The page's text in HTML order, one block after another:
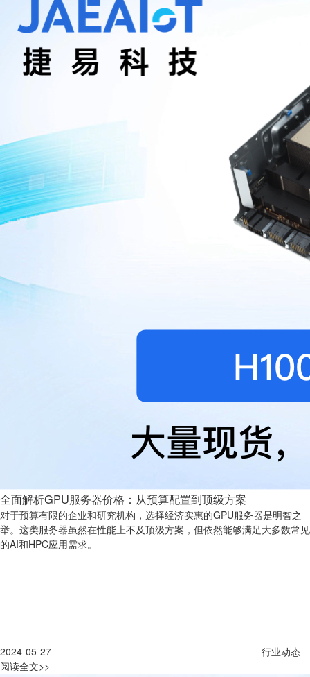
全面解析GPU服务器价格：从预算配置到顶级方案
对于预算有限的企业和研究机构，选择经济实惠的GPU服务器是明智之
举。这类服务器虽然在性能上不及顶级方案，但依然能够满足大多数常见
的AI和HPC应用需求。
2024-05-27
行业动态
阅读全文>>